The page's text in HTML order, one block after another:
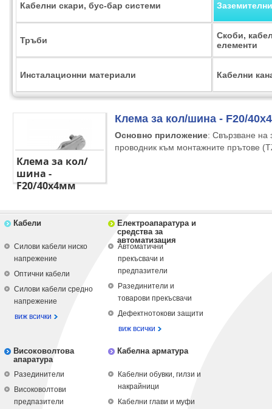
Кабелни скари, бус-бар системи
Тръби
Скоби,
елементи
Инсталационни материали Кабелни
Клема за кол/
шина -
F20/40х4мм
Клема за кол/шина - F20/
Основно приложение: Свързване на
проводник към монтажните прътове
Кабели
Силови кабели ниско
напрежение
Оптични кабели
Силови кабели средно
напрежение
виж всички
Електроапаратура и
средства за
автоматизация
Автоматични
прекъсвачи и
предпазители
Разединители и
товарови прекъсвачи
Дефектнотокови защити
виж всички
Високоволтова
апаратура
Разединители
Високоволтови
предпазители
Кабелна арматура
Кабелни обувки, гилзи и
накрайници
Кабелни глави и муфи